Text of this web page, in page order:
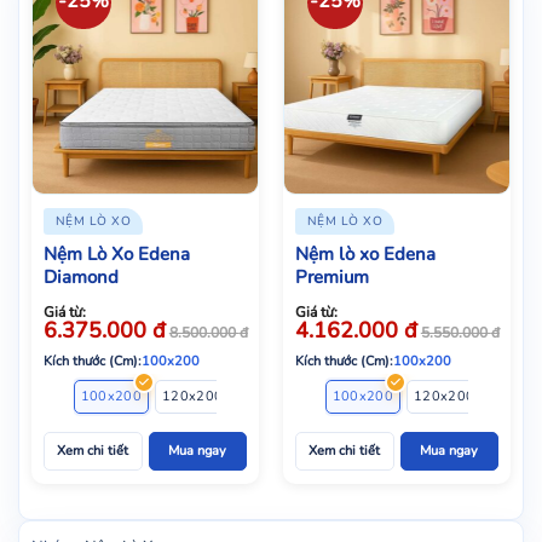
NỆM LÒ XO
Nệm Lò Xo Edena
Diamond
Giá từ:
6.375.000 đ 8.500.000đ
Kích thước (Cm):100x200
100x200
120x200 160x200 180x200
Xem chi tiết Mua ngay
NỆM LÒ XO
Nệm lò xo Edena
Premium
Giá từ:
4.162.000 đ 5.550.000đ
Kích thước (Cm):100x200
100x200
120x200
Xem chi tiết Mua ngay